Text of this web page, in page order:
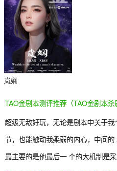
岚娴
TAO金剧本测评推荐（TAO金剧本杀
超级无敌好玩，无论是剧本中关于
节，也能触动我柔弱的内心，中间的
最主要的是他最后一 个的大机制是